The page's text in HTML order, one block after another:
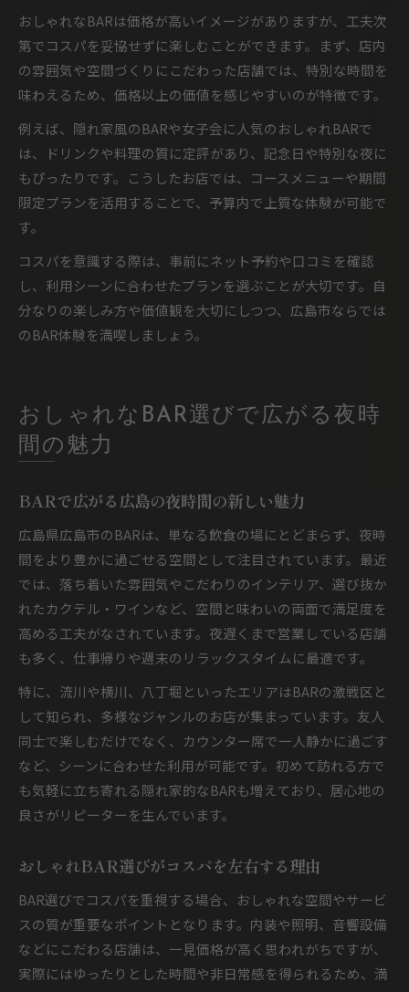
おしゃれなBARは価格が高いイメージがありますが、工夫次
第でコスパを妥協せずに楽しむことができます。まず、店内
の雰囲気や空間づくりにこだわった店舗では、特別な時間を
味わえるため、価格以上の価値を感じやすいのが特徴です。
例えば、隠れ家風のBARや女子会に人気のおしゃれBARで
は、ドリンクや料理の質に定評があり、記念日や特別な夜に
もぴったりです。こうしたお店では、コースメニューや期間
限定プランを活用することで、予算内で上質な体験が可能で
す。
コスパを意識する際は、事前にネット予約や口コミを確認
し、利用シーンに合わせたプランを選ぶことが大切です。自
分なりの楽しみ方や価値観を大切にしつつ、広島市ならでは
のBAR体験を満喫しましょう。
おしゃれなBAR選びで広がる夜時
間の魅力
BARで広がる広島の夜時間の新しい魅力
広島県広島市のBARは、単なる飲食の場にとどまらず、夜時
間をより豊かに過ごせる空間として注目されています。最近
では、落ち着いた雰囲気やこだわりのインテリア、選び抜か
れたカクテル・ワインなど、空間と味わいの両面で満足度を
高める工夫がなされています。夜遅くまで営業している店舗
も多く、仕事帰りや週末のリラックスタイムに最適です。
特に、流川や横川、八丁堀といったエリアはBARの激戦区と
して知られ、多様なジャンルのお店が集まっています。友人
同士で楽しむだけでなく、カウンター席で一人静かに過ごす
など、シーンに合わせた利用が可能です。初めて訪れる方で
も気軽に立ち寄れる隠れ家的なBARも増えており、居心地の
良さがリピーターを生んでいます。
おしゃれBAR選びがコスパを左右する理由
BAR選びでコスパを重視する場合、おしゃれな空間やサービ
スの質が重要なポイントとなります。内装や照明、音響設備
などにこだわる店舗は、一見価格が高く思われがちですが、
実際にはゆったりとした時間や非日常感を得られるため、満